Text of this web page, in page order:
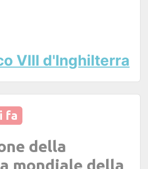
VIII d'Inghilterra
fa
della
mondiale della